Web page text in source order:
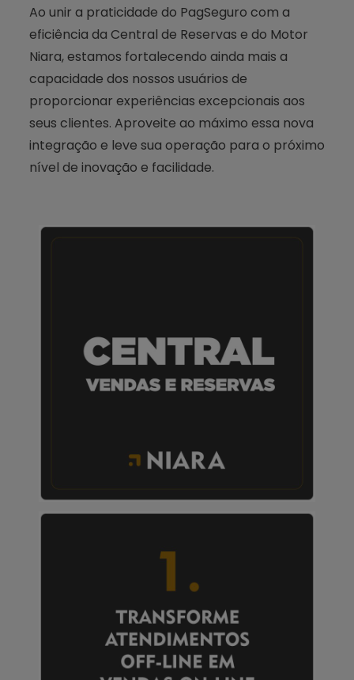
Ao unir a praticidade do PagSeguro com a
eficiência da Central de Reservas e do Motor
Niara, estamos fortalecendo ainda mais a
capacidade dos nossos usuários de
proporcionar experiências excepcionais aos
seus clientes. Aproveite ao máximo essa nova
integração e leve sua operação para o próximo
nível de inovação e facilidade.